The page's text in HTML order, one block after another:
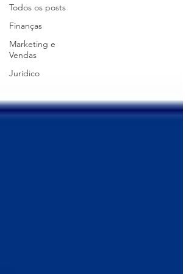
Todos os posts
Finanças
Marketing e
Vendas
Jurídico